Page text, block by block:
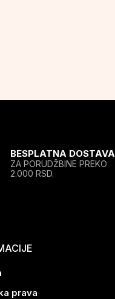
BESPLATNA DOSTAVA
ZA PORUDŽBINE PREKO
2.000 RSD.
prava